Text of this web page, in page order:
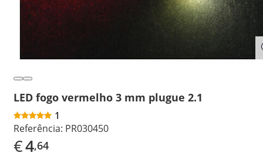
LED fogo vermelho 3 mm plugue 2.1
1
Referência: PR030450
€4,64